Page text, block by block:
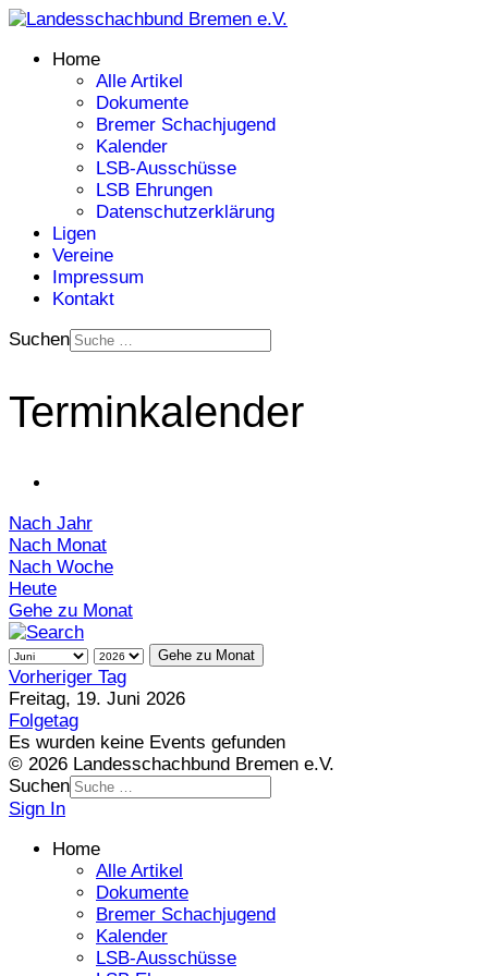
Home
Alle Artikel
Dokumente
Bremer Schachjugend
Kalender
LSB-Ausschüsse
LSB Ehrungen
Datenschutzerklärung
Ligen
Vereine
Impressum
Kontakt
Suchen
Terminkalender
Nach Jahr
Nach Monat
Nach Woche
Heute
Gehe zu Monat
Gehe zu Monat
Vorheriger Tag
Freitag, 19. Juni 2026
Folgetag
Es wurden keine Events gefunden
© 2026 Landesschachbund Bremen e.V.
Suchen
Sign In
Home
Alle Artikel
Dokumente
Bremer Schachjugend
Kalender
LSB-Ausschüsse